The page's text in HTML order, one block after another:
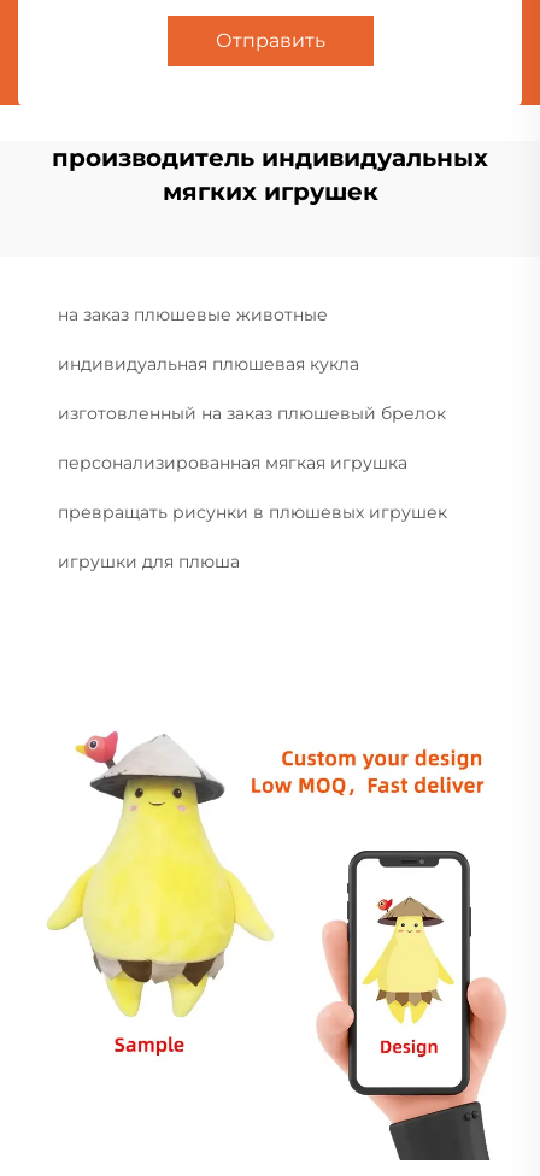
Отправить
производитель индивидуальных
мягких игрушек
на заказ плюшевые животные
индивидуальная плюшевая кукла
изготовленный на заказ плюшевый брелок
персонализированная мягкая игрушка
превращать рисунки в плюшевых игрушек
игрушки для плюша